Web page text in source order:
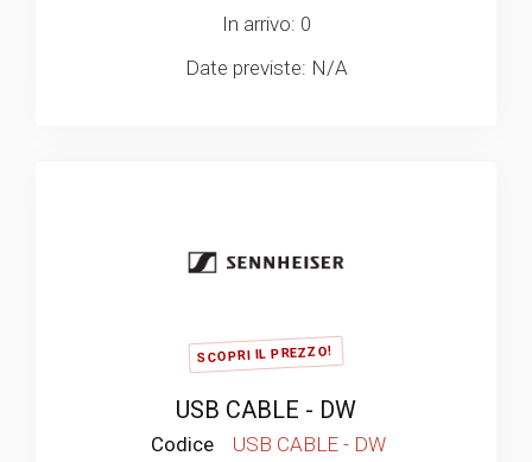
In arrivo: 0
Date previste: N/A
SCOPRI IL PREZZO!
USB CABLE - DW
Codice
USB CABLE - DW